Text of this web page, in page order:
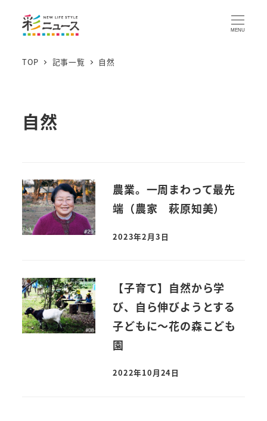
MENU
TOP 記事一覧 自然
自然
農業。一周まわって最先
端（農家 萩原知美）
2023年2月3日
【子育て】自然から学
び、自ら伸びようとする
子どもに～花の森こども
園
2022年10月24日